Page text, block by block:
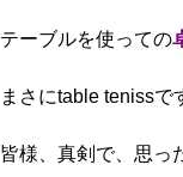
テーブルを使っての
まさにtable tenissで
皆様、真剣で、思っ